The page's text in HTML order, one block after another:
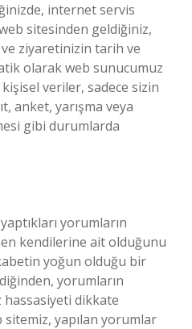
internet servis
web sitesinden geldiğiniz,
ziyaretinizin tarih ve
olarak web sunucumuz
veriler, sadece sizin
anket, yarışma veya
gibi durumlarda
yorumların
kendilerine ait olduğunu
yoğun olduğu bir
yorumların
dikkate
sitemiz, yapılan yorumlar